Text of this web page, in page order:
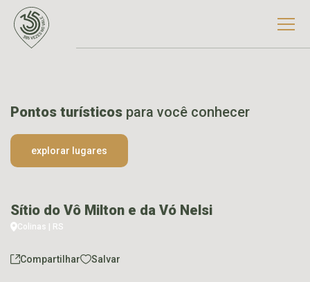
Pontos turísticos para você conhecer
explorar lugares
Sítio do Vô Milton e da Vó Nelsi
Colinas | RS
Compartilhar Salvar